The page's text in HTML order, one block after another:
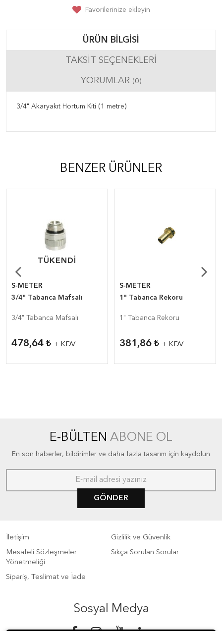
Favorilerinize ekleyin
ÜRÜN BILGISI
TAKSIT SEÇENEKLERI
YORUMLAR (0)
3/4" Akaryakıt Hortum Kiti (1 metre)
BENZER ÜRÜNLER
TÜKENDI
TÜKENDI
S-METER
3/4" Tabanca Mafsalı
3/4" Tabanca Mafsalı
478,64 + KDV
S-METER
1" Tabanca Rekoru
1" Tabanca Rekoru
381,86 + KDV
E-BÜLTEN ABONE OL
En son haberler, bildirimler ve daha fazla tasarım için kaydolun
GÖNDER
İletişim
Gizlilik ve Güvenlik
Mesafeli Sözleşmeler
Yönetmeliği
Sıkça Sorulan Sorular
Sipariş, Teslimat ve İade
Sosyal Medya